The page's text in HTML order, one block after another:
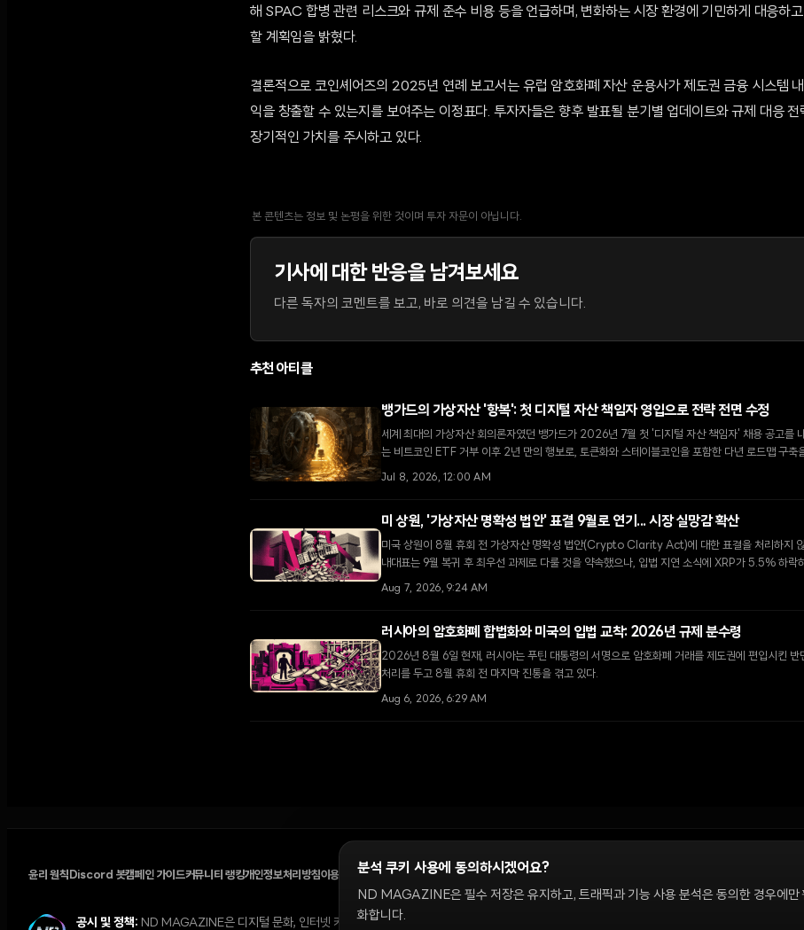
해 SPAC 합병 관련 리스크와 규제 준수 비용 등을 언급하며, 변화하는 시장 환경에 기민하게 대응하
할 계획임을 밝혔다.
결론적으로 코인셰어즈의 2025년 연례 보고서는 유럽 암호화폐 자산 운용사가 제도권 금융 시스템
익을 창출할 수 있는지를 보여주는 이정표다. 투자자들은 향후 발표될 분기별 업데이트와 규제 대응 전
장기적인 가치를 주시하고 있다.
본 콘텐츠는 정보 및 논평을 위한 것이며 투자 자문이 아닙니다.
기사에 대한 반응을 남겨보세요
다른 독자의 코멘트를 보고, 바로 의견을 남길 수 있습니다.
추천 아티클
뱅가드의 가상자산 '항복': 첫 디지털 자산 책임자 영입으로 전략 전면 수정
세계 최대의 가상자산 회의론자였던 뱅가드가 2026년 7월 첫 '디지털 자산 책임자' 채용 공고를
는 비트코인 ETF 거부 이후 2년 만의 행보로, 토큰화와 스테이블코인을 포함한 다년 로드맵 구축
Jul 8, 2026, 12:00 AM
미 상원, '가상자산 명확성 법안' 표결 9월로 연기... 시장 실망감 확산
미국 상원이 8월 휴회 전 가상자산 명확성 법안(Crypto Clarity Act)에 대한 표결을 처리하지 않
내대표는 9월 복귀 후 최우선 과제로 다룰 것을 약속했으나, 입법 지연 소식에 XRP가 5.5% 하락
다.
Aug 7, 2026, 9:24 AM
러시아의 암호화폐 합법화와 미국의 입법 교착: 2026년 규제 분수령
2026년 8월 6일 현재, 러시아는 푸틴 대통령의 서명으로 암호화폐 거래를 제도권에 편입시킨 반
처리를 두고 8월 휴회 전 마지막 진통을 겪고 있다.
Aug 6, 2026, 6:29 AM
윤리 원칙 Discord 봇캠페인 가이드커뮤니티 랭킹개인정보처리방침이용약관 쿠키 설정
공시 및 정책: ND MAGAZINE은 디지털 문화, 인터넷 커뮤니티, 온체인 시장을 다룹니다. 편집팀은 독립적으로 운영되며, 필진은 이 사이트에서 다루는 디지
분석 쿠키 사용에 동의하시겠어요?
ND MAGAZINE은 필수 저장은 유지하고, 트래픽과 기능 사용 분석은 동의한 경우에만
화합니다.